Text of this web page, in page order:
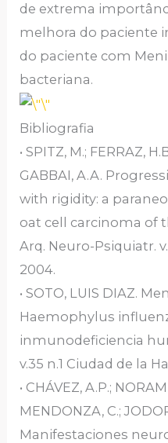
de extrema
melhora do paciente
do paciente com
bacteriana.
Bibliografia
• SPITZ, M.; FERRAZ,
GABBAI, A.A.
with rigidity: a
oat cell carcinoma of
Arq. Neuro-Psiquiatr.
2004.
• SOTO, LUIS DIAZ.
Haemophylus
inmunodeficiencia
v.35 n.1 Ciudad de la
• CHÁVEZ, A.P.;
MENDONZA, C.;
Manifestaciones